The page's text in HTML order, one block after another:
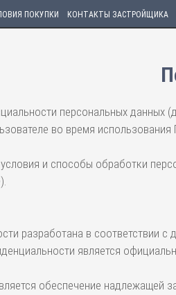
ПОКУПКИ КОНТАКТЫ ЗАСТРОЙЩИКА
персональных данных
во время
и способы обработки
разработана в соответствии
является
обеспечение надлежащей